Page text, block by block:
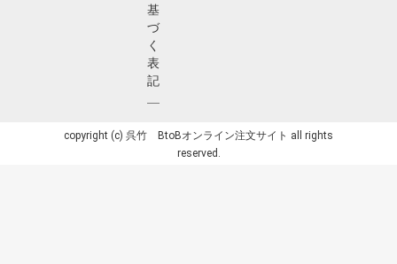
基
づ
く
表
記
copyright (c) 呉竹 BtoBオンライン注文サイト all rights
reserved.